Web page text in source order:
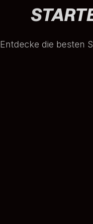
Entdecke die besten